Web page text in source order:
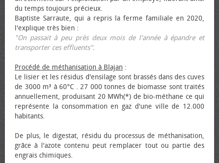
du temps toujours précieux.
Baptiste Sarraute, qui a repris la ferme familiale en 2020,
l'explique très bien :
"On passait à peu près deux mois de l'année à épandre et
transporter ces effluents".
Procédé de méthanisation à Blajan :
Le lisier et les résidus d'ensilage sont brassés dans des cuves
de 3000 m³ à 60°C . 27 000 tonnes de biomasse sont traités
annuellement, produisant 20 MWh(*) de bio-méthane ce qui
représente la consommation en gaz d'une ville de 12.000
habitants.
De plus, le digestat, résidu du processus de méthanisation,
grâce à l'azote contenu peut remplacer tout ou partie des
engrais chimiques.